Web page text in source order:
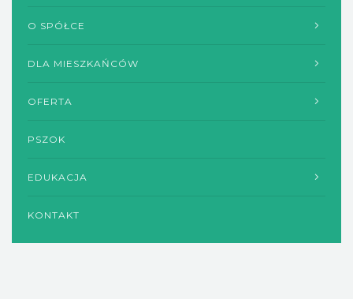
O SPÓŁCE
DLA MIESZKAŃCÓW
OFERTA
PSZOK
EDUKACJA
KONTAKT